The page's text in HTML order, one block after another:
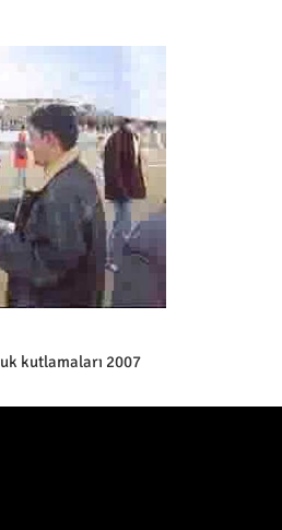
kutlamaları 2007